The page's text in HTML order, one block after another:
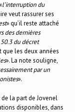
l’interruption du
veut rassurer ses
» qu’il reste attaché
des dernières
du décret
que les deux années
». La note souligne,
par un
».
de la part de Jovenel
disponibles, dans